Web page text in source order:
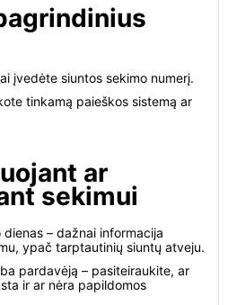
įvedėte siuntos sekimo numerį.
tinkamą paieškos sistemą ar
ar
sekimui
– dažnai informacija
ypač tarptautinių siuntų atveju.
pardavėją – pasiteiraukite, ar
ir ar nėra papildomos